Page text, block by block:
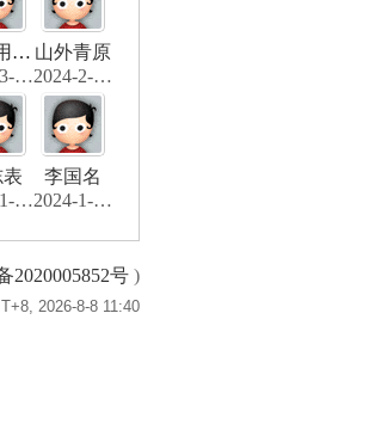
备用用户名一
2024-3-16 00:02
山外青原
2024-2-17 15:45
2024-1-20 20:31
李国名
2024-1-20 20:28
2020005852号 )
2026-8-8 11:40